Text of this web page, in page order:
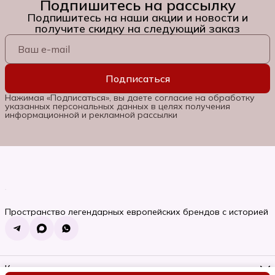
Подпишитесь на рассылку
Подпишитесь на наши акции и новости и
получите скидку на следующий заказ
Подписаться
Нажимая «Подписаться», вы даете согласие на обработку
указанных персональных данных в целях получения
информационной и рекламной рассылки
Пространство легендарных европейских брендов с историей
Контакты